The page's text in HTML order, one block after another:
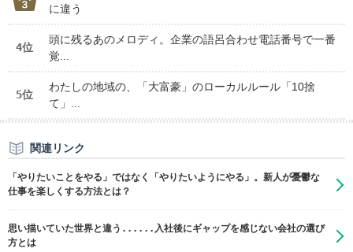
に違う
4位
頭に残るあのメロディ。企業の語呂合わせ電話番号で一番
覚...
5位
わたしの地域の、「大富豪」のローカルルール「10捨
て」...
関連リンク
「やりたいことをやる」ではなく「やりたいようにやる」。新人が憂鬱な
仕事を楽しくする方法とは？
思い描いていた世界と違う......入社後にギャップを感じない会社の選び
方とは